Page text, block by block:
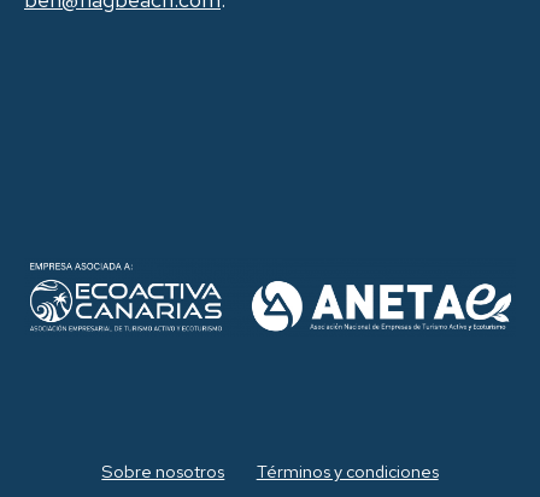
Sobre nosotros Términos y condiciones